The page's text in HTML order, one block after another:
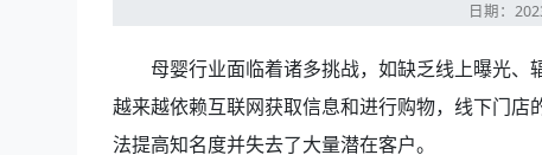
日期：
母婴行业面临着诸多挑战，如缺乏线上曝光
越来越依赖互联网获取信息和进行购物，线下门
法提高知名度并失去了大量潜在客户。